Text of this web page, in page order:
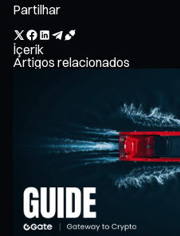
Partilhar
İçerik
Artigos relacionados